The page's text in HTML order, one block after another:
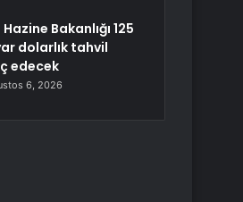
Hazine Bakanlığı 125
dolarlık tahvil
edecek
6, 2026